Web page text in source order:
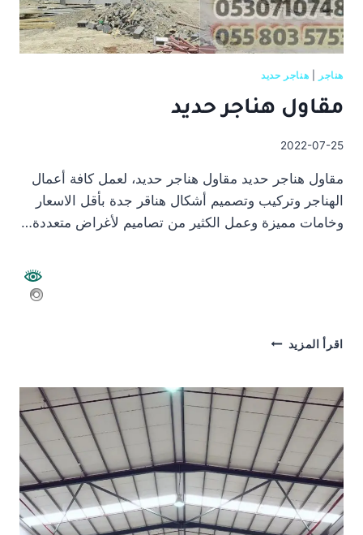
هناجر هناجر حديد
مقاول هناجر حديد
2022-07-25
مقاول هناجر حديد مقاول هناجر حديد، لعمل كافة أعمال
الهناجر وتركيب وتصميم أشكال هناقر جدة بأقل الاسعار
وخامات مميزة وعمل الكثير من تصاميم لأغراض متعددة…
اقرأ المزيد مقاول